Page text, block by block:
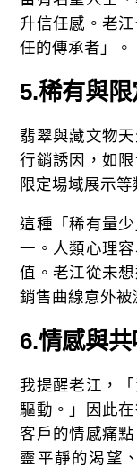
升信任感。老
任的傳承者」。
5.稀有與
翡翠與藏文物
行銷誘因，如
限定場域展示等
這種「稀有量
一。人類心理
值。老江從未
銷售曲線意外被
6.情感與共
我提醒老江，
驅動。」因此
客戶的情感痛
靈平靜的渴望